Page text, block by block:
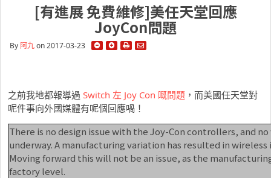
[有進展 免費維修]美任天堂回應
JoyCon問題
By 阿九on 2017-03-23
之前我地都報導過 Switch 左 Joy Con 嘅問題 ，而美國任天堂對
呢件事向外國媒體有呢個回應喎！
There is no design issue with the Joy-Con controllers, and
underway. A manufacturing variation has resulted in
Moving forward this will not be an issue, as the
factory level.